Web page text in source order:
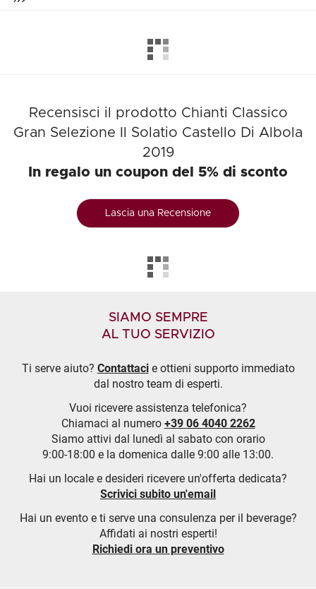
Recensisci il prodotto Chianti Classico
Gran Selezione Il Solatio Castello Di Albola
2019
In regalo un coupon del 5% di sconto
Lascia una Recensione
SIAMO SEMPRE
AL TUO SERVIZIO
Ti serve aiuto? Contattacie ottieni supporto immediato
dal nostro team di esperti.
Vuoi ricevere assistenza telefonica?
Chiamaci al numero +39 06 4040 2262
Siamo attivi dal lunedì al sabato con orario
9:00-18:00 e la domenica dalle 9:00 alle 13:00.
Hai un locale e desideri ricevere un'offerta dedicata?
Scrivici subito un'email
Hai un evento e ti serve una consulenza per il beverage?
Affidati ai nostri esperti!
Richiedi ora un preventivo